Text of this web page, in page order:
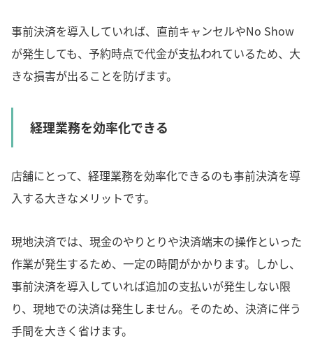
事前決済を導入していれば、直前キャンセルやNo Show
が発生しても、予約時点で代金が支払われているため、大
きな損害が出ることを防げます。
経理業務を効率化できる
店舗にとって、経理業務を効率化できるのも事前決済を導
入する大きなメリットです。
現地決済では、現金のやりとりや決済端末の操作といった
作業が発生するため、一定の時間がかかります。しかし、
事前決済を導入していれば追加の支払いが発生しない限
り、現地での決済は発生しません。そのため、決済に伴う
手間を大きく省けます。